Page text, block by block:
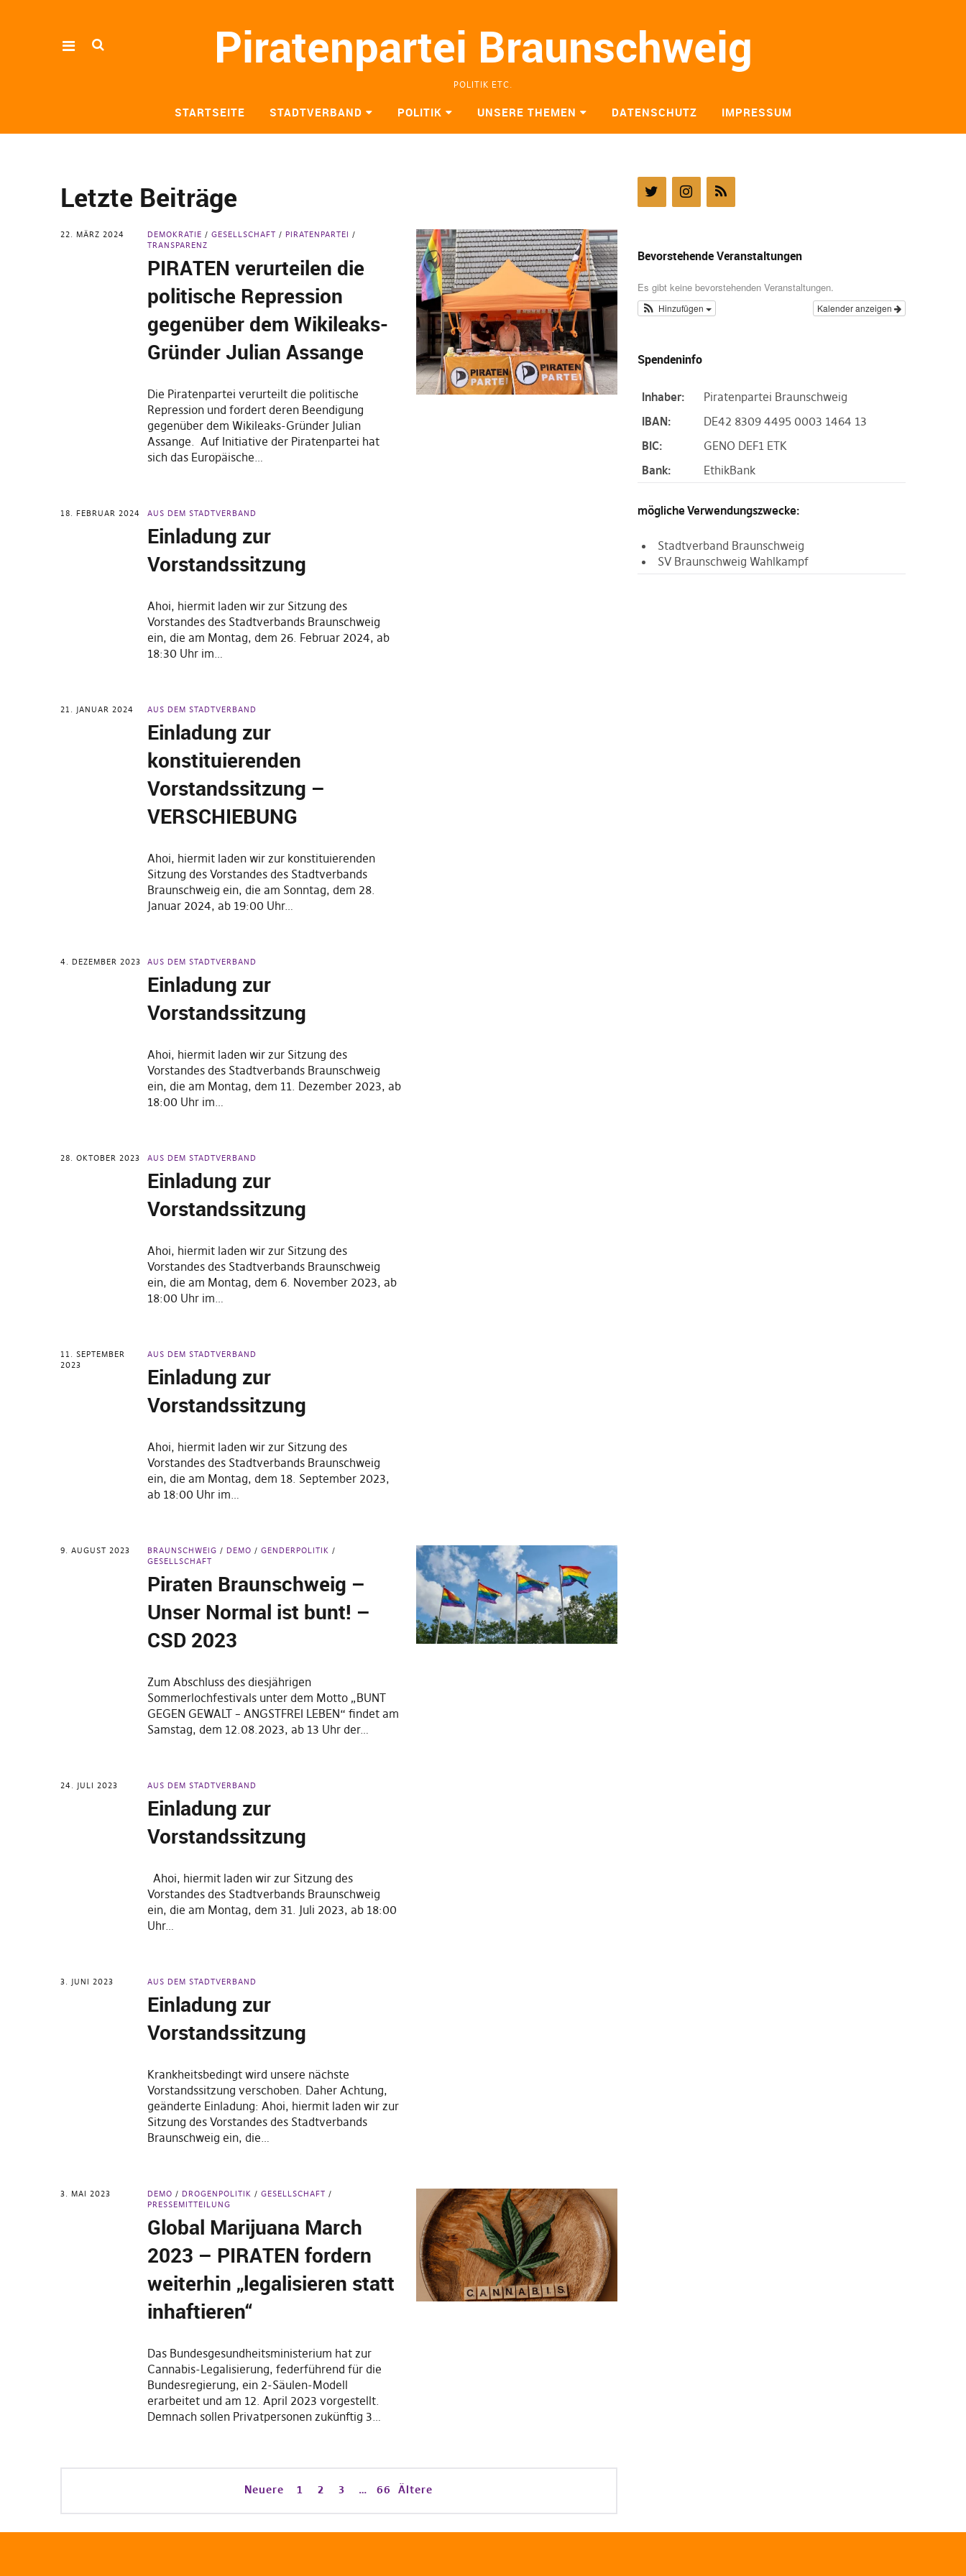
Piratenpartei Braunschweig
POLITIK ETC.
STARTSEITE STADTVERBAND POLITIK UNSERE THEMEN DATENSCHUTZ IMPRESSUM
Letzte Beiträge
22. MÄRZ 2024 DEMOKRATIE GESELLSCHAFT
PIRATENPARTEI
TRANSPARENZ
PIRATEN verurteilen die
politische Repression
gegenüber dem Wikileaks-
Gründer Julian Assange
Die Piratenpartei verurteilt die politische
Repression und fordert deren Beendigung
gegenüber dem Wikileaks-Gründer Julian
Assange. Auf Initiative der Piratenpartei hat
sich das Europäische…
18. FEBRUAR 2024 AUS DEM STADTVERBAND
Einladung zur
Vorstandssitzung
Ahoi, hiermit laden wir zur Sitzung des
Vorstandes des Stadtverbands Braunschweig
ein, die am Montag, dem 26. Februar 2024, ab
18:30 Uhr im…
21. JANUAR 2024 AUS DEM STADTVERBAND
Einladung zur
konstituierenden
Vorstandssitzung –
VERSCHIEBUNG
Ahoi, hiermit laden wir zur konstituierenden
Sitzung des Vorstandes des Stadtverbands
Braunschweig ein, die am Sonntag, dem 28.
Januar 2024, ab 19:00 Uhr…
4. DEZEMBER 2023 AUS DEM STADTVERBAND
Einladung zur
Vorstandssitzung
Ahoi, hiermit laden wir zur Sitzung des
Vorstandes des Stadtverbands Braunschweig
ein, die am Montag, dem 11. Dezember 2023, ab
18:00 Uhr im…
28. OKTOBER 2023 AUS DEM STADTVERBAND
Einladung zur
Vorstandssitzung
Ahoi, hiermit laden wir zur Sitzung des
Vorstandes des Stadtverbands Braunschweig
ein, die am Montag, dem 6. November 2023, ab
18:00 Uhr im…
11. SEPTEMBER
2023
AUS DEM STADTVERBAND
Einladung zur
Vorstandssitzung
Ahoi, hiermit laden wir zur Sitzung des
Vorstandes des Stadtverbands Braunschweig
ein, die am Montag, dem 18. September 2023,
ab 18:00 Uhr im…
9. AUGUST 2023 BRAUNSCHWEIG DEMO
GENDERPOLITIK
GESELLSCHAFT
Piraten Braunschweig –
Unser Normal ist bunt! –
CSD 2023
Zum Abschluss des diesjährigen
Sommerlochfestivals unter dem Motto „BUNT
GEGEN GEWALT – ANGSTFREI LEBEN“ findet am
Samstag, dem 12.08.2023, ab 13 Uhr der…
24. JULI 2023 AUS DEM STADTVERBAND
Einladung zur
Vorstandssitzung
Ahoi, hiermit laden wir zur Sitzung des
Vorstandes des Stadtverbands Braunschweig
ein, die am Montag, dem 31. Juli 2023, ab 18:00
Uhr…
3. JUNI 2023 AUS DEM STADTVERBAND
Einladung zur
Vorstandssitzung
Krankheitsbedingt wird unsere nächste
Vorstandssitzung verschoben. Daher Achtung,
geänderte Einladung: Ahoi, hiermit laden wir zur
Sitzung des Vorstandes des Stadtverbands
Braunschweig ein, die…
3. MAI 2023 DEMO DROGENPOLITIK
GESELLSCHAFT
PRESSEMITTEILUNG
Global Marijuana March
2023 – PIRATEN fordern
weiterhin „legalisieren statt
inhaftieren“
Das Bundesgesundheitsministerium hat zur
Cannabis-Legalisierung, federführend für die
Bundesregierung, ein 2-Säulen-Modell
erarbeitet und am 12. April 2023 vorgestellt.
Demnach sollen Privatpersonen zukünftig 3…
Neuere 1 2 3 … 66 Ältere
Bevorstehende Veranstaltungen
Es gibt keine bevorstehenden Veranstaltungen.
Kalender anzeigen
Hinzufügen
Spendeninfo
Inhaber:
Piratenpartei Braunschweig
IBAN:
DE42 8309 4495 0003 1464 13
BIC:
GENO DEF1 ETK
Bank:
EthikBank
mögliche Verwendungszwecke:
Stadtverband Braunschweig
SV Braunschweig Wahlkampf